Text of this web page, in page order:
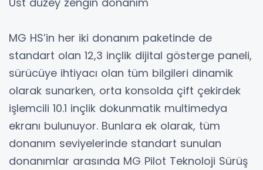
MG HS’in her iki donanım paketinde de
standart olan 12,3 inçlik dijital gösterge paneli,
sürücüye ihtiyacı olan tüm bilgileri dinamik
olarak sunarken, orta konsolda çift çekirdek
işlemcili 10.1 inçlik dokunmatik multimedya
ekranı bulunuyor. Bunlara ek olarak, tüm
donanım seviyelerinde standart sunulan
donanımlar arasında MG Pilot Teknoloji Sürüş